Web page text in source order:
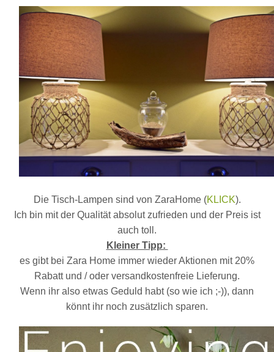
Die Tisch-Lampen sind von ZaraHome (KLICK).
Ich bin mit der Qualität absolut zufrieden und der Preis ist
auch toll.
Kleiner Tipp:
es gibt bei Zara Home immer wieder Aktionen mit 20%
Rabatt und / oder versandkostenfreie Lieferung.
Wenn ihr also etwas Geduld habt (so wie ich ;-)), dann
könnt ihr noch zusätzlich sparen.